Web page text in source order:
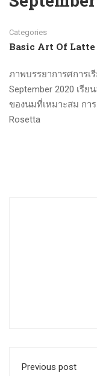
Categories
Basic Art Of Latte
ภาพบรรยาการศการเ
September 2020 เรี
ของนมที่เหมาะสม การ
Rosetta
Previous post